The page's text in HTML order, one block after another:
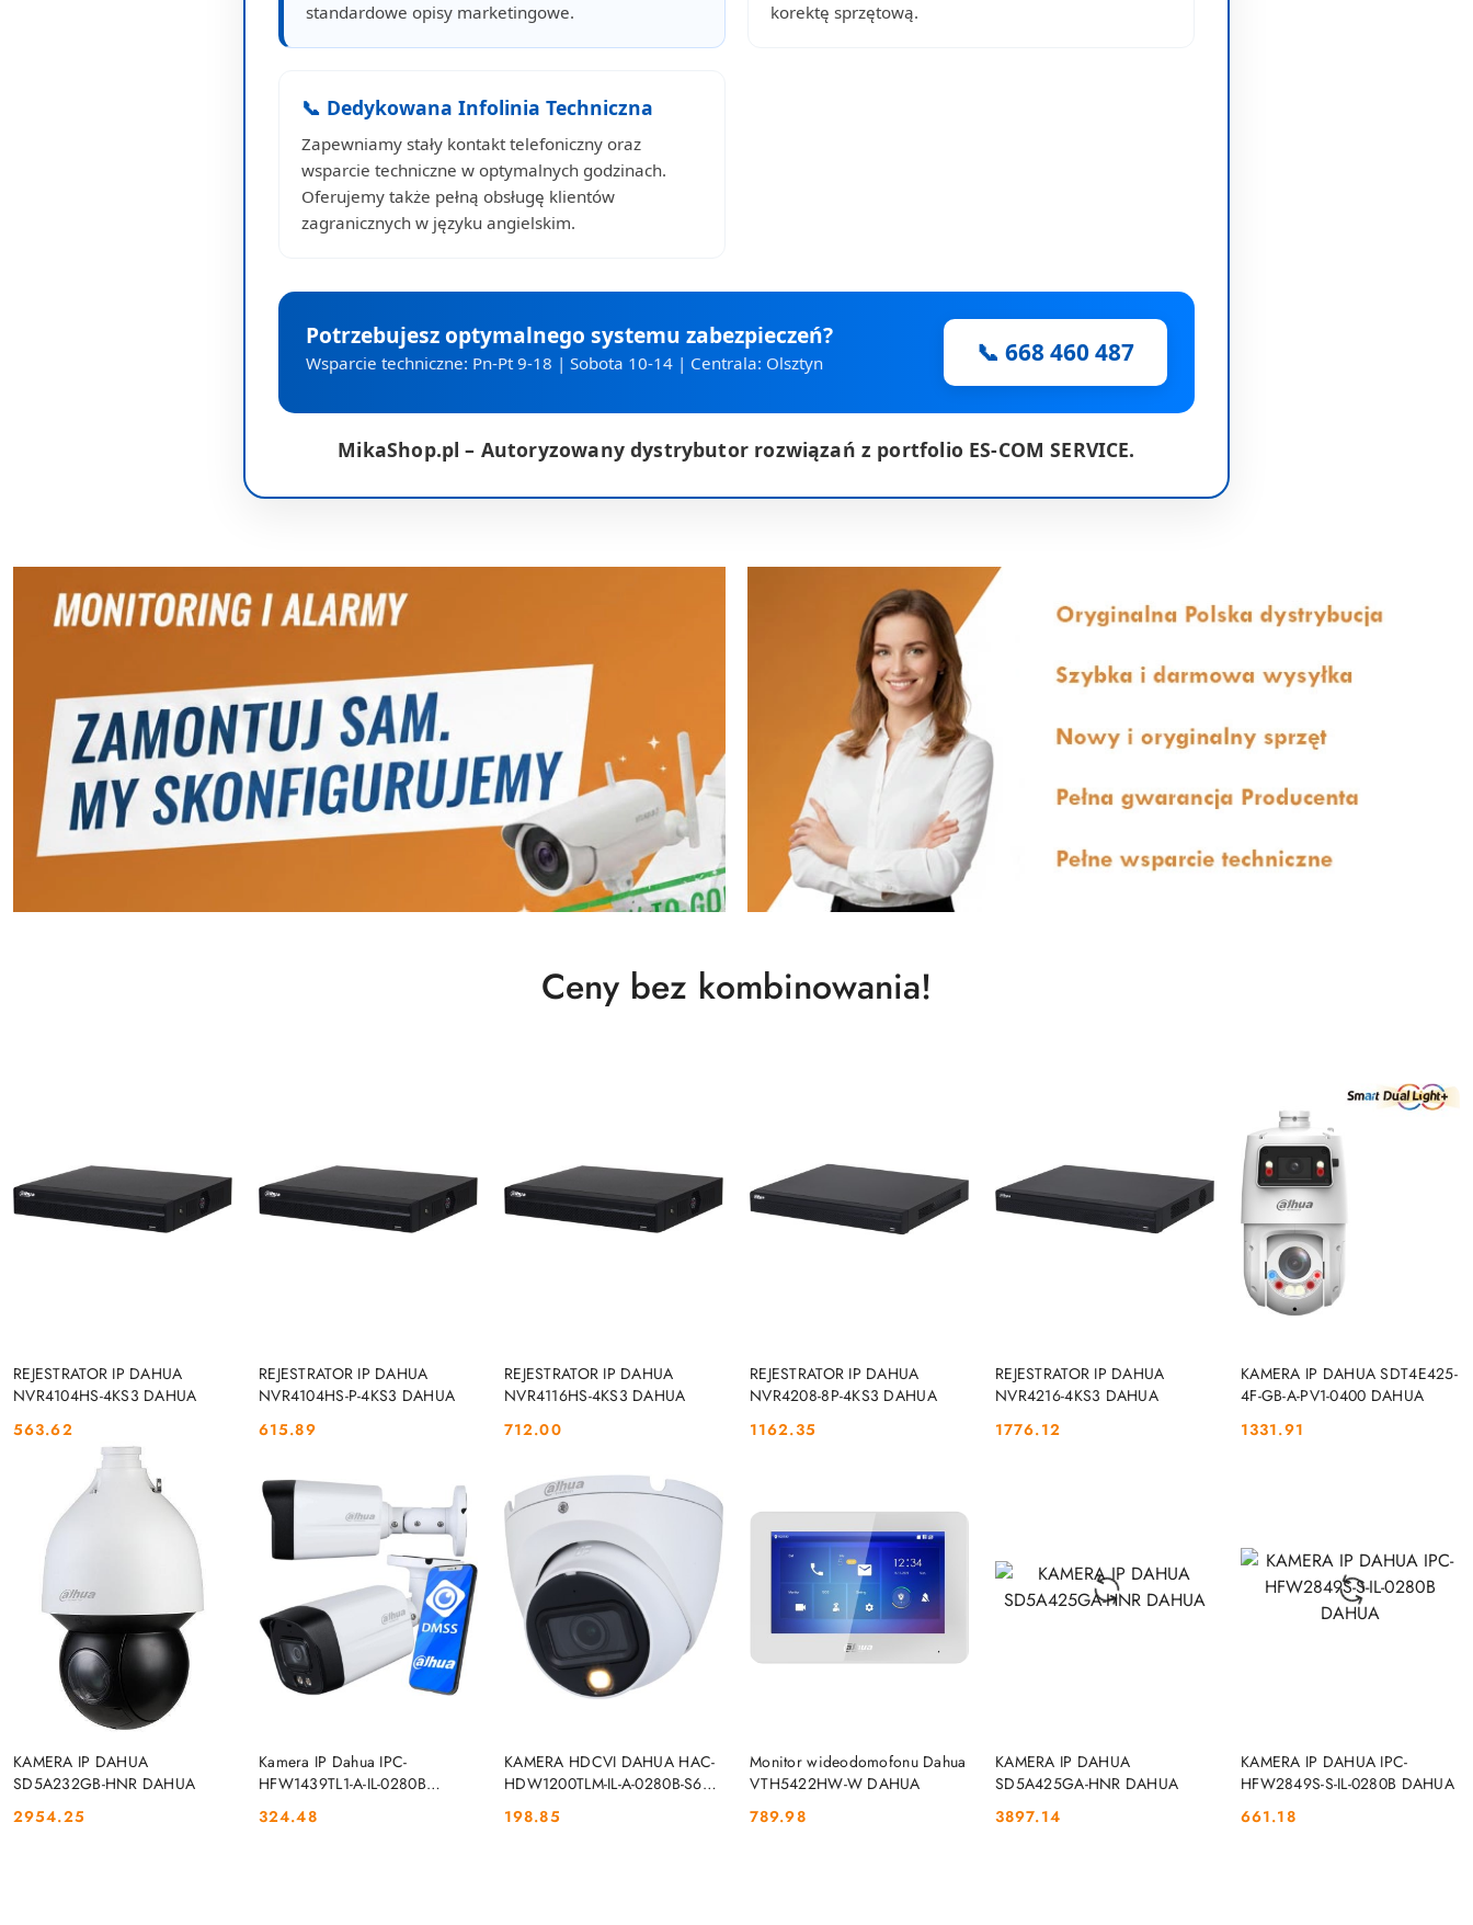
standardowe opisy marketingowe.
korektę sprzętową.
📞 Dedykowana Infolinia Techniczna
Zapewniamy stały kontakt telefoniczny oraz
wsparcie techniczne w optymalnych godzinach.
Oferujemy także pełną obsługę klientów
zagranicznych w języku angielskim.
Potrzebujesz optymalnego systemu zabezpieczeń?
Wsparcie techniczne: Pn-Pt 9-18 | Sobota 10-14 | Centrala: Olsztyn 📞 668 460 487
MikaShop.pl – Autoryzowany dystrybutor rozwiązań z portfolio ES-COM SERVICE.
Ceny bez kombinowania!
REJESTRATOR IP DAHUA
NVR4104HS-4KS3 DAHUA
Cena:
563.62
DO KOSZYKA
REJESTRATOR IP DAHUA
NVR4104HS-P-4KS3 DAHUA
Cena:
615.89
DO KOSZYKA
REJESTRATOR IP DAHUA
NVR4116HS-4KS3 DAHUA
Cena:
712.00
DO KOSZYKA
REJESTRATOR IP DAHUA
NVR4208-8P-4KS3 DAHUA
Cena:
1162.35
DO KOSZYKA
REJESTRATOR IP DAHUA
NVR4216-4KS3 DAHUA
Cena:
1776.12
DO KOSZYKA
KAMERA IP DAHUA SDT4E425-
4F-GB-A-PV1-0400 DAHUA
Cena:
1331.91
DO KOSZYKA
KAMERA IP DAHUA
SD5A232GB-HNR DAHUA
Cena:
2954.25
DO KOSZYKA
Kamera IP Dahua IPC-
HFW1439TL1-A-IL-0280B
Cena:
324.48
DO KOSZYKA
KAMERA HDCVI DAHUA HAC-
HDW1200TLM-IL-A-0280B-S6
Cena:
198.85
DO KOSZYKA
Monitor wideodomofonu Dahua
VTH5422HW-W DAHUA
Cena:
789.98
DO KOSZYKA
KAMERA IP DAHUA
SD5A425GA-HNR DAHUA
Cena:
3897.14
DO KOSZYKA
KAMERA IP DAHUA IPC-
HFW2849S-S-IL-0280B DAHUA
Cena:
661.18
DO KOSZYKA